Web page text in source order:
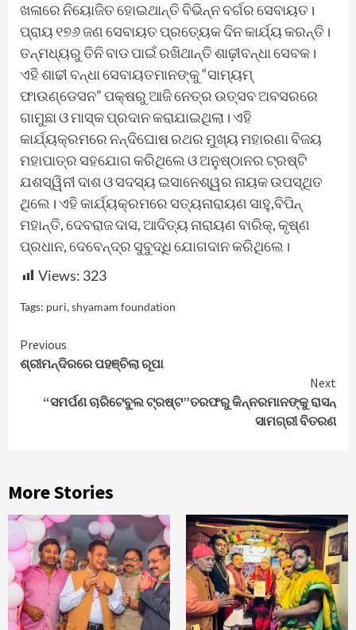
ଖଳାରେ ନିୟୋଜିତ ହୋଇଥାନ୍ତି ବିଭିନ୍ନ ବର୍ଗର ସେବାୟତ।
ପ୍ରାୟ ୧୭୬ ଜଣ ସେବାୟତ ପ୍ରତ୍ୟେକ ଦିନ କାର୍ଯ୍ୟ କରନ୍ତି।
ତନ୍ମଧ୍ୟରୁ ତିନି ବାଡ ପାଇଁ ରଖିଥାନ୍ତି ଶାଢ଼ୀବନ୍ଧା ସେବକ।
ଏହି ଶାଢୀ ବନ୍ଧା ସେବାୟତମାନଙ୍କୁ “ସାମ୍ୟମ୍
ଫାଉଣ୍ଡେସନ” ପକ୍ଷରୁ ଆଜି ନେତ୍ର ଉତ୍ସବ ଅବସରରେ
ଗାମୁଛା ଓ ମାସ୍କ ପ୍ରଦାନ କରାଯାଇଥିଲା। ଏହି
କାର୍ଯ୍ୟକ୍ରମରେ ନନ୍ଦିଘୋଷ ରଥର ମୁଖ୍ୟ ମହାରଣା ବିଜୟ
ମହାପାତ୍ର ସହଯୋଗ କରିଥିଲେ ଓ ଅନୁଷ୍ଠାନର ଟ୍ରଷ୍ଟି
ଯଶସ୍ୱିନୀ ଦାଶ ଓ ସଦସ୍ୟ ଇସାନେଶ୍ୱର ନାୟକ ଉପସ୍ଥିତ
ଥିଲେ। ଏହି କାର୍ଯ୍ୟକ୍ରମରେ ସତ୍ୟନାରାୟଣ ସାହୁ,ବିପିନ୍
ମହାନ୍ତି, ଦେବରାଜ ଦାସ, ଆଦିତ୍ୟ ନାରାୟଣ ବାରିକ୍, କୃଷ୍ଣ
ପ୍ରଧାନ, ଦେବେନ୍ଦ୍ର ସୁବୁଦ୍ଧି ଯୋଗଦାନ କରିଥିଲେ।
Views: 323
Tags: puri,shyamam foundation
Continue
Reading
Previous
ଶ୍ରୀମନ୍ଦିରରେ ପହଞ୍ଚିଲା ରୂପା
Next
“ସମର୍ପଣ ଚାରିଟେବୁଲ ଟ୍ରଷ୍ଟ”ତରଫରୁ କିନ୍ନରମାନଙ୍କୁ ରାସନ୍
ସାମଗ୍ରୀ ବିତରଣ
More Stories